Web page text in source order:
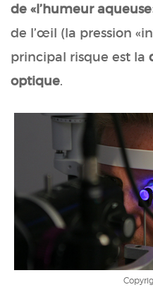
de «l’humeur
de l’œil (la pression
principal risque est la
optique.